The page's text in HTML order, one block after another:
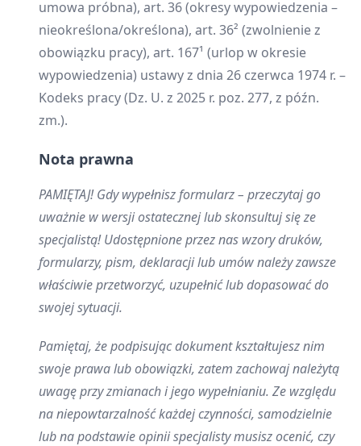
umowa próbna), art. 36 (okresy wypowiedzenia –
nieokreślona/określona), art. 36² (zwolnienie z
obowiązku pracy), art. 167¹ (urlop w okresie
wypowiedzenia) ustawy z dnia 26 czerwca 1974 r. –
Kodeks pracy (Dz. U. z 2025 r. poz. 277, z późn.
zm.).
Nota prawna
PAMIĘTAJ! Gdy wypełnisz formularz – przeczytaj go
uważnie w wersji ostatecznej lub skonsultuj się ze
specjalistą! Udostępnione przez nas wzory druków,
formularzy, pism, deklaracji lub umów należy zawsze
właściwie przetworzyć, uzupełnić lub dopasować do
swojej sytuacji.
Pamiętaj, że podpisując dokument kształtujesz nim
swoje prawa lub obowiązki, zatem zachowaj należytą
uwagę przy zmianach i jego wypełnianiu. Ze względu
na niepowtarzalność każdej czynności, samodzielnie
lub na podstawie opinii specjalisty musisz ocenić, czy